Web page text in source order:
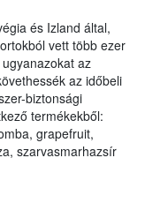
és Izland által,
vett több ezer
az
az időbeli
biztonsági
termékekből:
grapefruit,
szarvasmarhazsír